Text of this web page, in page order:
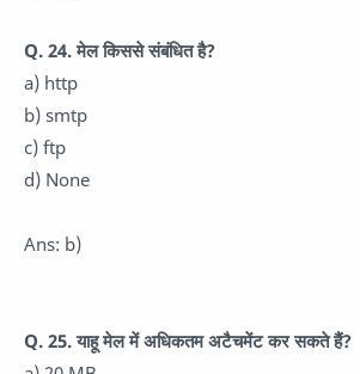
Q. 24. मेल किससे संबंधित है?
a) http
b) smtp
c) ftp
d) None
Ans: b)
Q. 25. याहू मेल में अधिकतम अटैचमेंट कर सकते हैं?